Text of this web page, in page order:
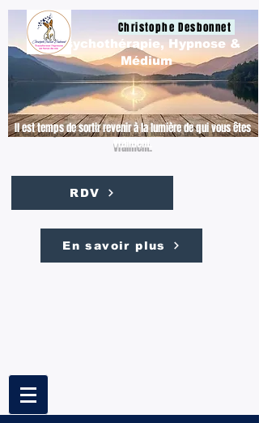
Christophe Desbonnet
Il est temps de sortir revenir à la lumière de qui vous êtes
vraiment.
Psychothérapie, Hypnose &
Médium
RDV
En savoir plus